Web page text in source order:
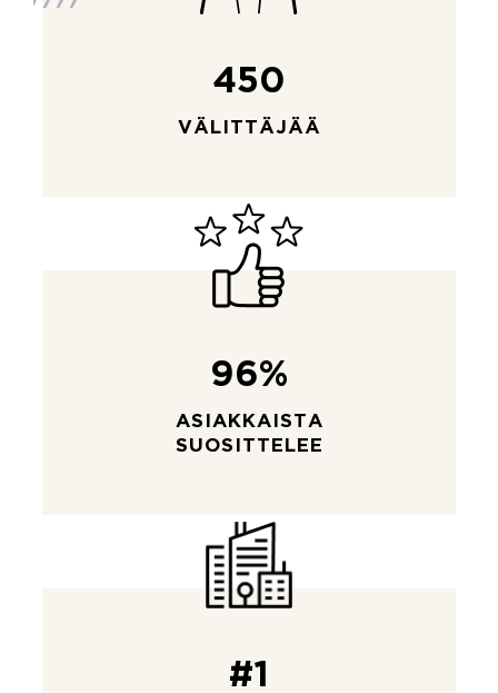
450
VÄLITTÄJÄÄ
96%
ASIAKKAISTA
SUOSITTELEE
#1